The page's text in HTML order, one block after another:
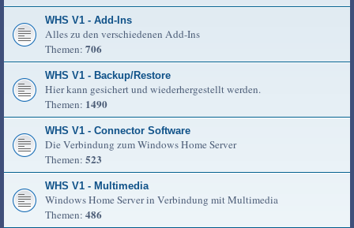
WHS V1 - Add-Ins
Alles zu den verschiedenen Add-Ins
Themen: 706
WHS V1 - Backup/Restore
Hier kann gesichert und wiederhergestellt werden.
Themen: 1490
WHS V1 - Connector Software
Die Verbindung zum Windows Home Server
Themen: 523
WHS V1 - Multimedia
Windows Home Server in Verbindung mit Multimedia
Themen: 486